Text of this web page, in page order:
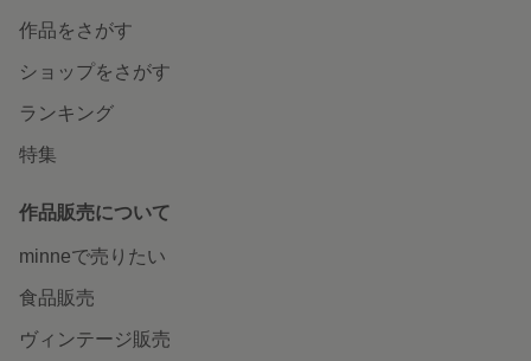
作品をさがす
ショップをさがす
ランキング
特集
作品販売について
minneで売りたい
食品販売
ヴィンテージ販売